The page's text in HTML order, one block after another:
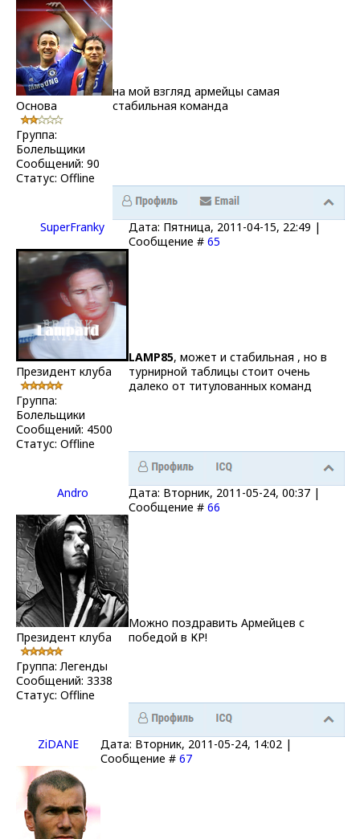
Основа
Группа:
Болельщики
Сообщений: 90
Статус: Offline
на мой взгляд армейцы самая
стабильная команда
SuperFranky
Дата: Пятница, 2011-04-15, 22:49 |
Сообщение # 65
Президент клуба
Группа:
Болельщики
Сообщений: 4500
Статус: Offline
LAMP85, может и стабильная , но в
турнирной таблицы стоит очень
далеко от титулованных команд
Andro
Дата: Вторник, 2011-05-24, 00:37 |
Сообщение # 66
Президент клуба
Группа: Легенды
Сообщений: 3338
Статус: Offline
Можно поздравить Армейцев с
победой в КР!
ZiDANE
Дата: Вторник, 2011-05-24, 14:02 |
Сообщение # 67